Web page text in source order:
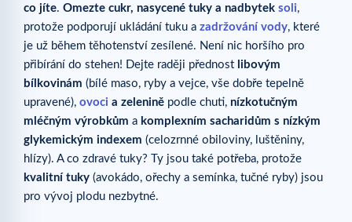
co jíte. Omezte cukr, nasycené tuky a nadbytek soli,
protože podporují ukládání tuku a zadržování vody, které
je už během těhotenství zesílené. Není nic horšího pro
přibírání do stehen! Dejte raději přednost libovým
bílkovinám (bílé maso, ryby a vejce, vše dobře tepelně
upravené), ovoci a zelenině podle chuti, nízkotučným
mléčným výrobkům a komplexním sacharidům s nízkým
glykemickým indexem (celozrnné obiloviny, luštěniny,
hlízy). A co zdravé tuky? Ty jsou také potřeba, protože
kvalitní tuky (avokádo, ořechy a semínka, tučné ryby) jsou
pro vývoj plodu nezbytné.